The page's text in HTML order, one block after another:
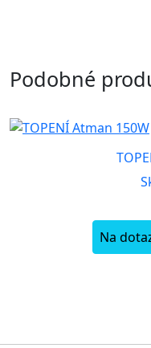
Podobné
Na